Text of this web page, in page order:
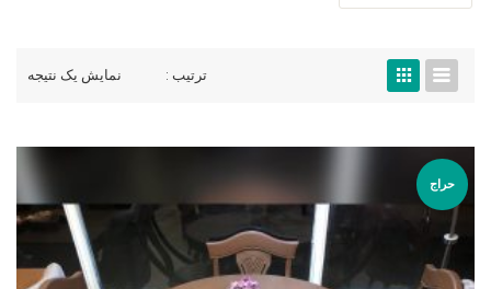
نمایش یک نتیجه ترتیب :
حراج